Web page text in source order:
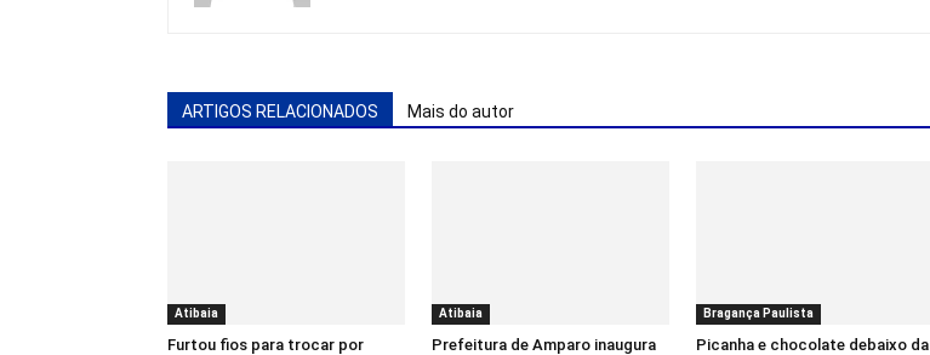
ARTIGOS RELACIONADOS Mais do autor
Atibaia
Furtou fios para trocar por
Atibaia
Prefeitura de Amparo inaugura
Bragança Paulista
Picanha e chocolate debaixo da